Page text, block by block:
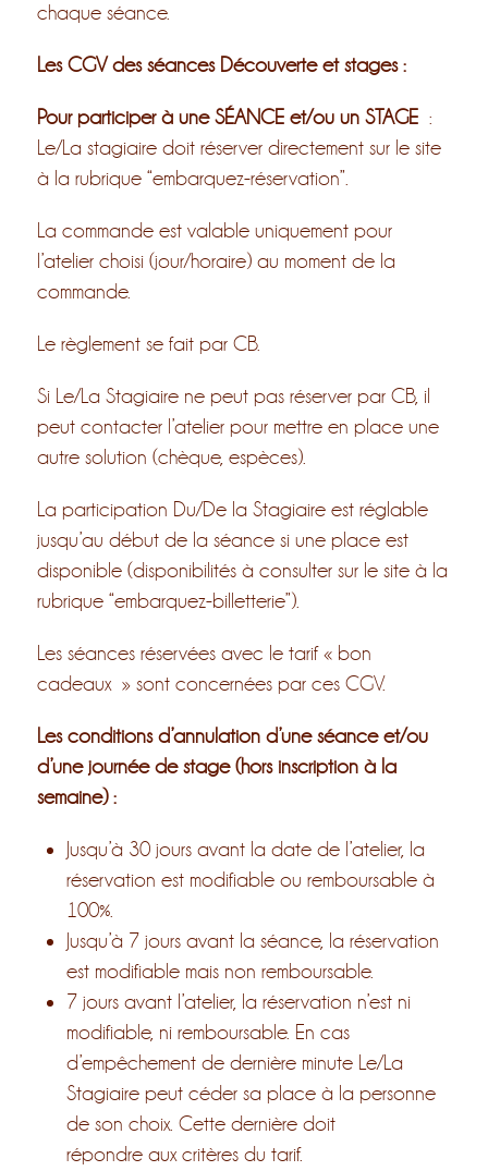
chaque séance.
Les CGV des séances Découverte et stages :
Pour participer à une SÉANCE et/ou un STAGE :
Le/La stagiaire doit réserver directement sur le site
à la rubrique “embarquez-réservation”.
La commande est valable uniquement pour
l’atelier choisi (jour/horaire) au moment de la
commande.
Le règlement se fait par CB.
Si Le/La Stagiaire ne peut pas réserver par CB, il
peut contacter l’atelier pour mettre en place une
autre solution (chèque, espèces).
La participation Du/De la Stagiaire est réglable
jusqu’au début de la séance si une place est
disponible (disponibilités à consulter sur le site à la
rubrique “embarquez-billetterie”).
Les séances réservées avec le tarif « bon
cadeaux » sont concernées par ces CGV.
Les conditions d’annulation d’une séance et/ou
d’une journée de stage (hors inscription à la
semaine) :
Jusqu’à 30 jours avant la date de l’atelier, la
réservation est modifiable ou remboursable à
100%.
Jusqu’à 7 jours avant la séance, la réservation
est modifiable mais non remboursable.
7 jours avant l’atelier, la réservation n’est ni
modifiable, ni remboursable. En cas
d’empêchement de dernière minute Le/La
Stagiaire peut céder sa place à la personne
de son choix. Cette dernière doit
répondre aux critères du tarif.